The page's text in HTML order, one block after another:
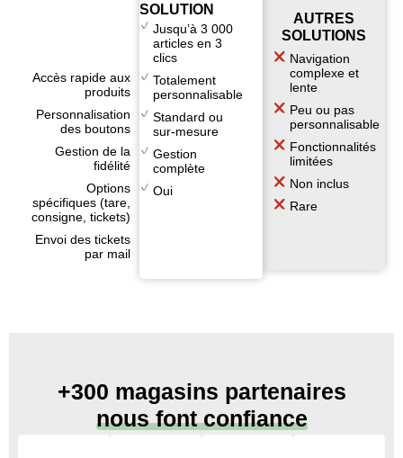
Accès rapide aux
produits
Personnalisation
des boutons
Gestion de la
fidélité
Options
spécifiques (tare,
consigne, tickets)
Envoi des tickets
par mail
SOLUTION
Jusqu’à 3 000
articles en 3
clics
Totalement
personnalisable
Standard ou
sur-mesure
Gestion
complète
Oui
AUTRES
SOLUTIONS
Navigation
complexe et
lente
Peu ou pas
personnalisable
Fonctionnalités
limitées
Non inclus
Rare
+300 magasins partenaires
nous font confiance